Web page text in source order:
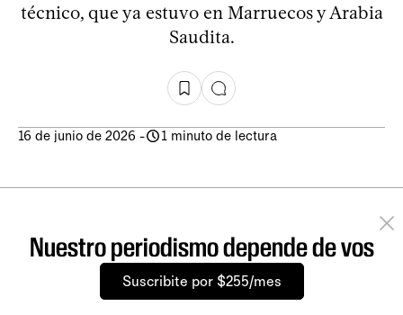
técnico, que ya estuvo en Marruecos y Arabia
Saudita.
16 de junio de 2026 - 1 minuto de lectura
Nuestro periodismo depende de vos
Suscribite por $255/mes